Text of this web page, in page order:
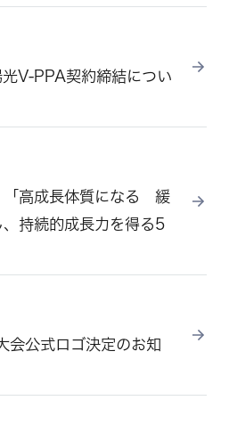
V-PPA契約締結につい
「高成長体質になる 緩
持続的成長力を得る5
公式ロゴ決定のお知